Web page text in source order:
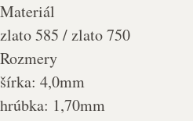
Materiál
zlato 585 / zlato 750
Rozmery
šírka: 4,0mm
hrúbka: 1,70mm